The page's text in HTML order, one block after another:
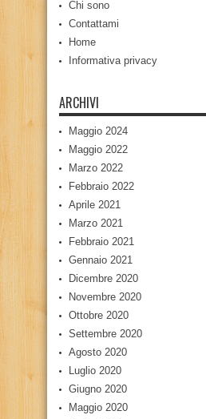
Chi sono
Contattami
Home
Informativa privacy
ARCHIVI
Maggio 2024
Maggio 2022
Marzo 2022
Febbraio 2022
Aprile 2021
Marzo 2021
Febbraio 2021
Gennaio 2021
Dicembre 2020
Novembre 2020
Ottobre 2020
Settembre 2020
Agosto 2020
Luglio 2020
Giugno 2020
Maggio 2020